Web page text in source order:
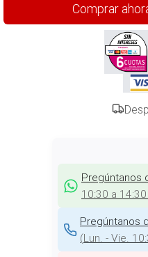
Comprar
10:30 a
Pregúntanos
(Lun. - Vie.